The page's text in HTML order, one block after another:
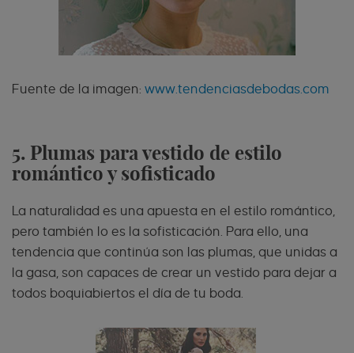
Fuente de la imagen: www.tendenciasdebodas.com
5. Plumas para vestido de estilo
romántico y sofisticado
La naturalidad es una apuesta en el estilo romántico,
pero también lo es la sofisticación. Para ello, una
tendencia que continúa son las plumas, que unidas a
la gasa, son capaces de crear un vestido para dejar a
todos boquiabiertos el día de tu boda.